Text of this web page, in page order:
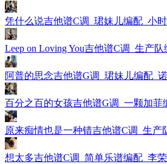
凭什么说吉他谱C调_珺妹儿编配_小
Leep on Loving You吉他谱C调_生产
阿普的思念吉他谱G调_珺妹儿编配_
百分之百的女孩吉他谱G调_一颗加菲
原来痴情也是一种错吉他谱C调_生产
想太多吉他谱C调_简单乐谱编配_李